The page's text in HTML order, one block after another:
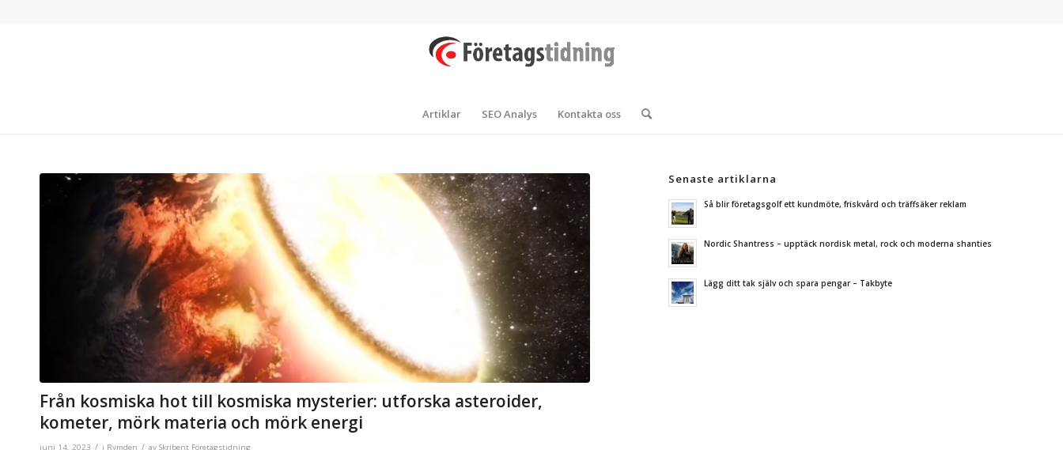
Artiklar SEO Analys Kontakta oss
Från kosmiska hot till kosmiska mysterier: utforska asteroider,
kometer, mörk materia och mörk energi
juni 14, 2023 / i Rymden / av Skribent Företagstidning
Senaste artiklarna
Så blir företagsgolf ett kundmöte, friskvård och träffsäker reklam
Nordic Shantress – upptäck nordisk metal, rock och moderna shanties
Lägg ditt tak själv och spara pengar – Takbyte